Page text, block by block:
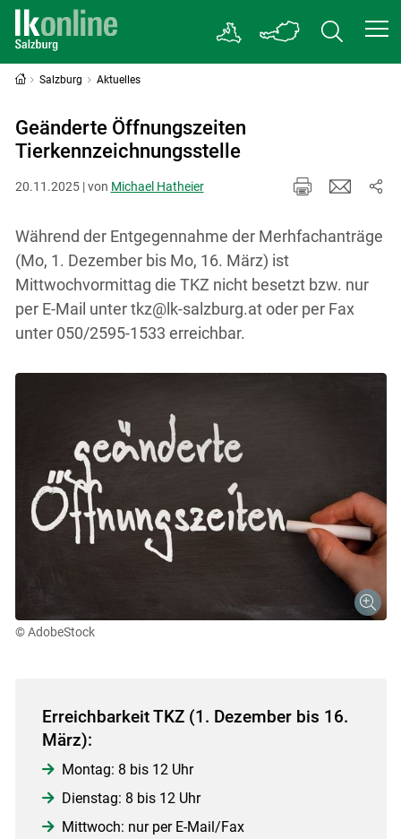
Salzburg Aktuelles
Geänderte Öffnungszeiten
Tierkennzeichnungsstelle
20.11.2025 | von Michael Hatheier
Während der Entgegennahme der Merhfachanträge
(Mo, 1. Dezember bis Mo, 16. März) ist
Mittwochvormittag die TKZ nicht besetzt bzw. nur
per E-Mail unter tkz@lk-salzburg.at oder per Fax
unter 050/2595-1533 erreichbar.
© AdobeStock
Erreichbarkeit TKZ (1. Dezember bis 16.
März):
Montag: 8 bis 12 Uhr
Dienstag: 8 bis 12 Uhr
Mittwoch: nur per E-Mail/Fax